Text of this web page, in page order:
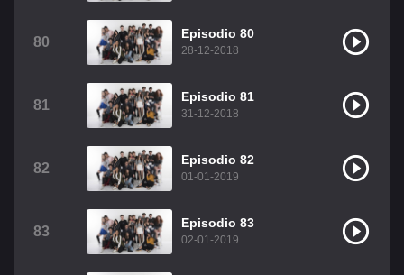
80
Episodio 80
28-12-2018
81
Episodio 81
31-12-2018
82
Episodio 82
01-01-2019
83
Episodio 83
02-01-2019